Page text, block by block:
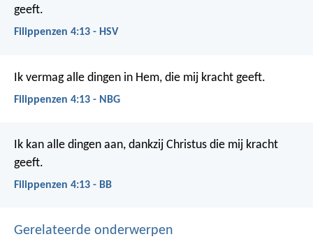
geeft.
Filippenzen 4:13 - HSV
Ik vermag alle dingen in Hem, die mij kracht geeft.
Filippenzen 4:13 - NBG
Ik kan alle dingen aan, dankzij Christus die mij kracht
geeft.
Filippenzen 4:13 - BB
Gerelateerde onderwerpen